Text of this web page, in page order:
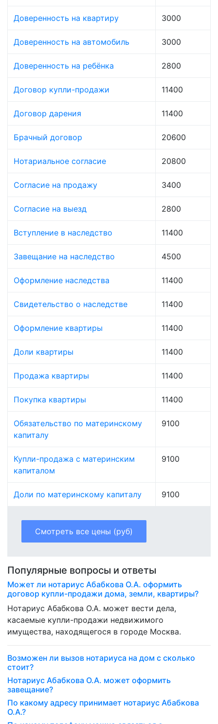
Доверенность на квартиру 3000
Доверенность на автомобиль 3000
Доверенность на ребёнка 2800
Договор купли-продажи 11400
Договор дарения 11400
Брачный договор 20600
Нотариальное согласие 20800
Согласие на продажу 3400
Согласие на выезд 2800
Вступление в наследство 11400
Завещание на наследство 4500
Оформление наследства 11400
Свидетельство о наследстве 11400
Оформление квартиры 11400
Доли квартиры 11400
Продажа квартиры 11400
Покупка квартиры 11400
Обязательство по материнскому
капиталу
9100
Купли-продажа с материнским
капиталом
9100
Доли по материнскому капиталу 9100
Смотреть все цены (руб)
Популярные вопросы и ответы
Может ли нотариус Абабкова О.А. оформить
договор купли-продажи дома, земли, квартиры?
Нотариус Абабкова О.А. может вести дела,
касаемые купли-продажи недвижимого
имущества, находящегося в городе Москва.
Возможен ли вызов нотариуса на дом с сколько
стоит?
Нотариус Абабкова О.А. может оформить
завещание?
По какому адресу принимает нотариус Абабкова
О.А.?